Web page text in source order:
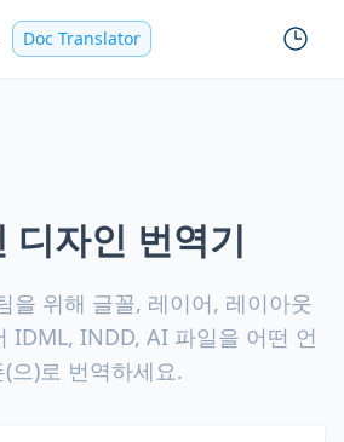
Doc Translator
디자인 번역기
을 위해 글꼴, 레이어, 레이아웃
IDML, INDD, AI 파일을 어떤 언
(으)로 번역하세요.